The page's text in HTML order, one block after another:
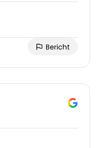
Bericht